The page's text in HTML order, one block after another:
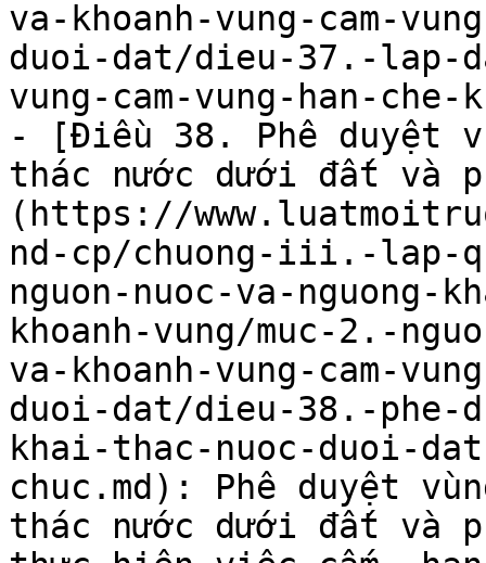
va-khoanh-vung-cam-
duoi-dat/dieu-37.-lap-
vung-cam-vung-han-
- [Điều 38. Phê duyệt
thác nước dưới đất và
(https://
nd-cp/chuong-iii.-lap-
nguon-nuoc-va-
khoanh-vung/muc-2.-
va-khoanh-vung-cam-
duoi-dat/dieu-38.-phe-
khai-thac-nuoc-duoi-
chuc.md): Phê duyệt
thác nước dưới đất và